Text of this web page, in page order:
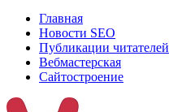
Главная
Новости SEO
Публикации читателей
Вебмастерская
Сайтостроение